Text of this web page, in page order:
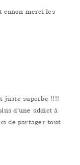
canon merci les
juste superbe !!!!
d’une addict à
de partager tout